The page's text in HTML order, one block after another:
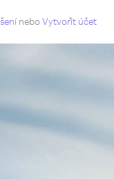
neboVytvořit účet